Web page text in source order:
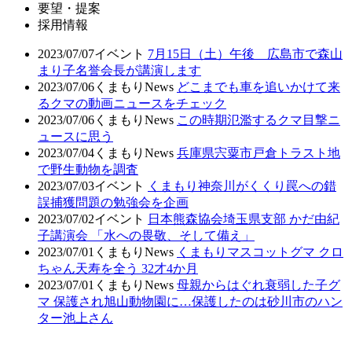
要望・提案
採用情報
2023/07/07イベント 7月15日（土）午後 広島市で森山
まり子名誉会長が講演します
2023/07/06 くまもりNews どこまでも車を追いかけて来
るクマの動画ニュースをチェック
2023/07/06 くまもりNews この時期氾濫するクマ目撃ニ
ュースに思う
2023/07/04 くまもりNews 兵庫県宍粟市戸倉トラスト地
で野生動物を調査
2023/07/03イベント
くまもり神奈川がくくり罠への錯
誤捕獲問題の勉強会を企画
2023/07/02イベント
日本熊森協会埼玉県支部 かだ由紀
子講演会 「水への畏敬、そして備え」
2023/07/01 くまもりNews くまもりマスコットグマ クロ
ちゃん天寿を全う 32才4か月
2023/07/01 くまもりNews 母親からはぐれ衰弱した子グ
マ 保護され旭山動物園に…保護したのは砂川市のハン
ター池上さん